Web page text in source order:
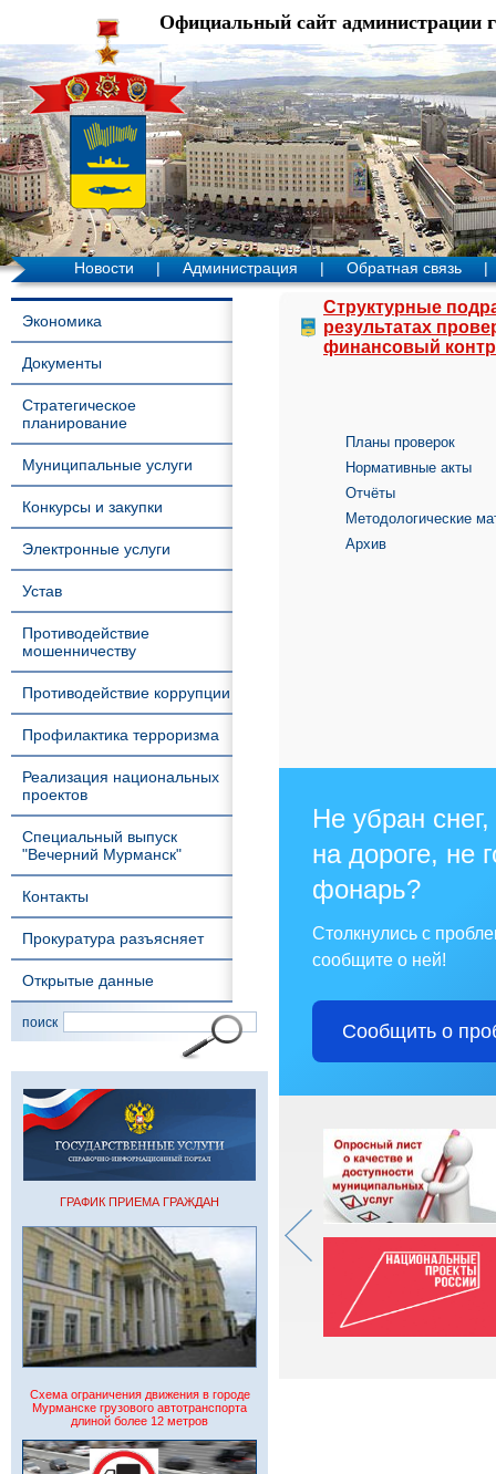
Официальный сайт администрации
Новости | Администрация | Обратная связь |
Экономика
Документы
Стратегическое
планирование
Муниципальные услуги
Конкурсы и закупки
Электронные услуги
Устав
Противодействие
мошенничеству
Противодействие коррупции
Профилактика терроризма
Реализация национальных
проектов
Специальный выпуск
"Вечерний Мурманск"
Контакты
Прокуратура разъясняет
Открытые данные
поиск
ГРАФИК ПРИЕМА ГРАЖДАН
Схема ограничения движения в городе
Мурманске грузового автотранспорта
длиной более 12 метров
Структурные
результатах
финансовый
Планы проверок
Нормативные акты
Отчёты
Методологические
Архив
Не убран
на дороге, не
фонарь?
Столкнулись с
сообщите о ней!
Сообщить о